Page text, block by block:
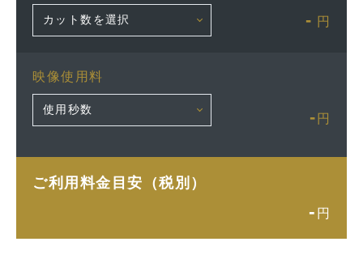
- 円
映像使用料
- 円
ご利用料金目安（税別）
- 円